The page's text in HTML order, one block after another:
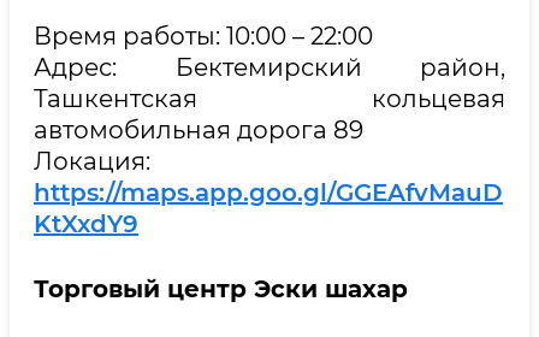
Время работы: 10:00 – 22:00
Адрес: Бектемирский район,
Ташкентская кольцевая
автомобильная дорога 89
Локация:
https://maps.app.goo.gl/GGEAfvMauD
KtXxdY9
Торговый центр Эски шахар